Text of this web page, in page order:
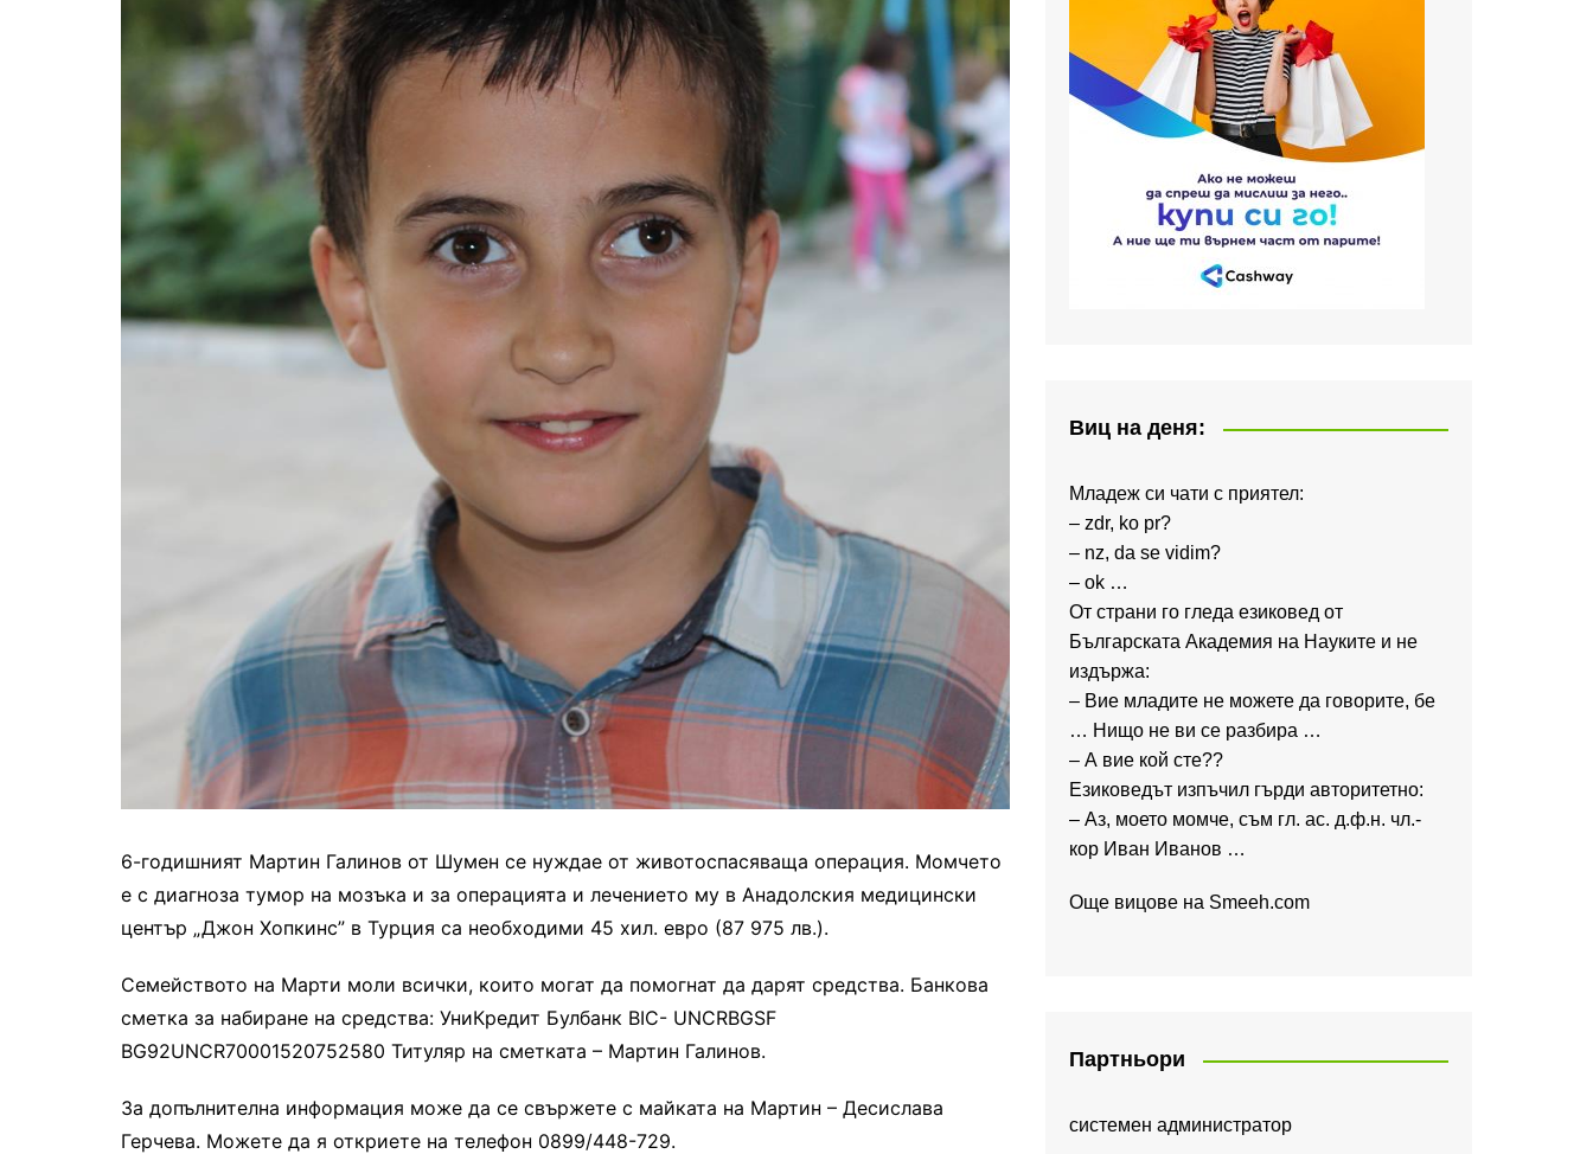
6-годишният Мартин Галинов от Шумен се нуждае от животоспасяваща операция. Момчето
е с диагноза тумор на мозъка и за операцията и лечението му в Анадолския медицински
център „Джон Хопкинс” в Турция са необходими 45 хил. евро (87 975 лв.).
Семейството на Марти моли всички, които могат да помогнат да дарят средства. Банкова
сметка за набиране на средства: УниКредит Булбанк BIC- UNCRBGSF
BG92UNCR70001520752580 Титуляр на сметката – Мартин Галинов.
За допълнителна информация може да се свържете с майката на Мартин – Десислава
Герчева. Можете да я откриете на телефон 0899/448-729.
Виц на деня:
Младеж си чати с приятел:
– zdr, ko pr?
– nz, da se vidim?
– ok …
От страни го гледа езиковед от
Българската Академия на Науките и не
издържа:
– Вие младите не можете да говорите, бе
… Нищо не ви се разбира …
– А вие кой сте??
Езиковедът изпъчил гърди авторитетно:
– Аз, моето момче, съм гл. ас. д.ф.н. чл.-
кор Иван Иванов …
Още вицове на Smeeh.com
Партньори
системен администратор